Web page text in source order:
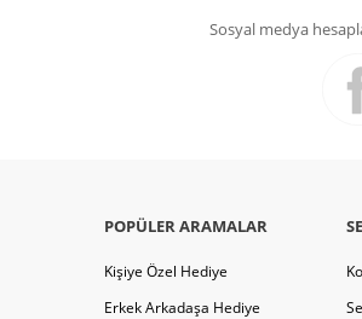
Sosyal medya
POPÜLER ARAMALAR
Kişiye Özel Hediye
Erkek Arkadaşa Hediye